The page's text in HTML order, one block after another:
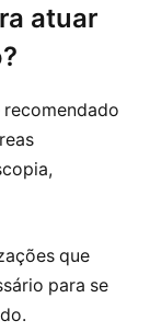
atuar
que
para se